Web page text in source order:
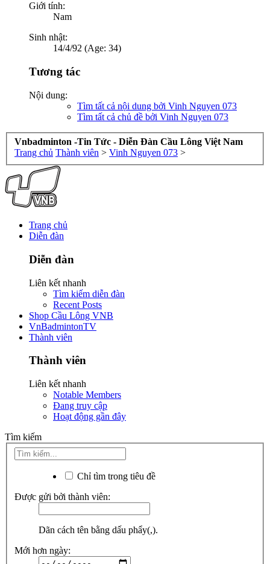
Giới tính:
Nam
Sinh nhật:
14/4/92 (Age: 34)
Tương tác
Nội dung:
Tìm tất cả nội dung bởi Vinh Nguyen 073
Tìm tất cả chủ đề bởi Vinh Nguyen 073
Vnbadminton -Tin Tức - Diễn Đàn Cầu Lông Việt Nam
Trang chủ Thành viên > Vinh Nguyen 073 >
Trang chủ
Diễn đàn
Diễn đàn
Liên kết nhanh
Tìm kiếm diễn đàn
Recent Posts
Shop Cầu Lông VNB
VnBadmintonTV
Thành viên
Thành viên
Liên kết nhanh
Notable Members
Đang truy cập
Hoạt động gần đây
Tìm kiếm
Chỉ tìm trong tiêu đề
Được gửi bởi thành viên:
Dãn cách tên bằng dấu phẩy(,).
Mới hơn ngày: